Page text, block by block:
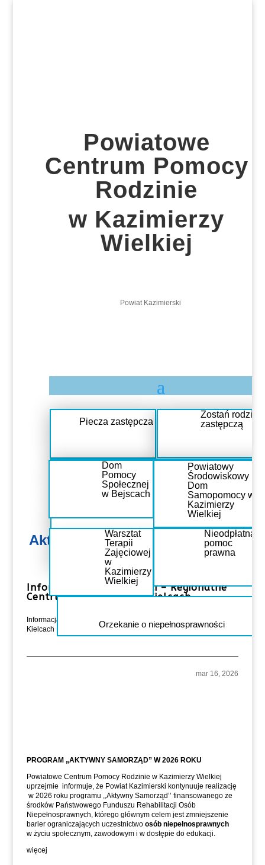
Powiatowe
Centrum Pomocy
Rodzinie
w Kazimierzy
Wielkiej
Powiat Kazimierski
Piecza zastępcza
Zostań rodziną
zastępczą
Osoby usamodzielniane
Osoby z niepełnosprawnością
Przeciwdziałanie przemocy domowej,
osoby w kryzysie
Dom
Pomocy
Społecznej
w Bejscach
Powiatowy
Środowiskowy
Dom
Samopomocy w
Kazimierzy
Wielkiej
Warsztat
Terapii
Zajęciowej
w
Kazimierzy
Wielkiej
Nieodpłatna
pomoc
prawna
Orzekanie o niepełnosprawności
Aktualności
Informacja o dostępności – Regionalne
Centrum Komunikacji w Kielcach
Informacja o dostępności – Regionalne Centrum Komunikacji w
Kielcach
mar 16, 2026
PROGRAM „AKTYWNY SAMORZĄD” W 2026 ROKU
Powiatowe Centrum Pomocy Rodzinie w Kazimierzy Wielkiej
uprzejmie informuje, że Powiat Kazimierski kontynuuje realizację
w 2026 roku programu ,,Aktywny Samorząd’’ finansowanego ze
środków Państwowego Funduszu Rehabilitacji Osób
Niepełnosprawnych, którego głównym celem jest zmniejszenie
barier ograniczających uczestnictwo osób niepełnosprawnych
w życiu społecznym, zawodowym i w dostępie do edukacji.
więcej